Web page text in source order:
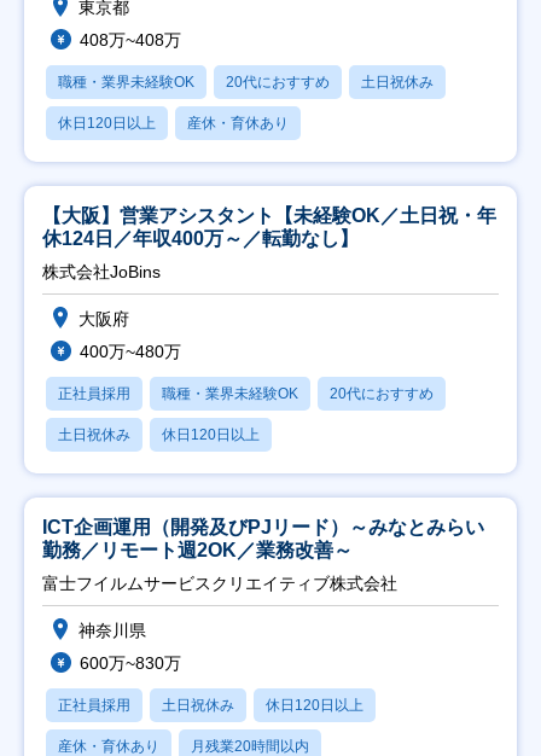
東京都
408万~408万
職種・業界未経験OK 20代におすすめ 土日祝休み
休日120日以上 産休・育休あり
【大阪】営業アシスタント【未経験OK／土日祝・年
休124日／年収400万～／転勤なし】
株式会社JoBins
大阪府
400万~480万
正社員採用 職種・業界未経験OK 20代におすすめ
土日祝休み 休日120日以上
ICT企画運用（開発及びPJリード）～みなとみらい
勤務／リモート週2OK／業務改善～
富士フイルムサービスクリエイティブ株式会社
神奈川県
600万~830万
正社員採用 土日祝休み 休日120日以上
産休・育休あり 月残業20時間以内